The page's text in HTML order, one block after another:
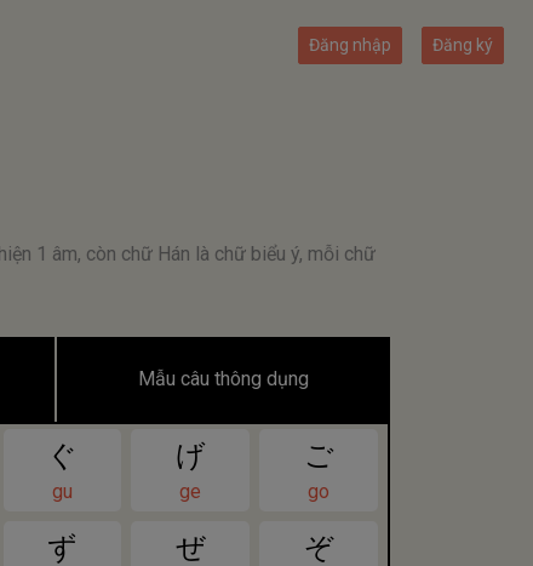
Đăng nhập Đăng ký
1 âm, còn chữ Hán là chữ biểu ý, mỗi chữ
Mẫu câu thông dụng
ぐ
gu
げ
ge
ご
go
ず ぜ ぞ